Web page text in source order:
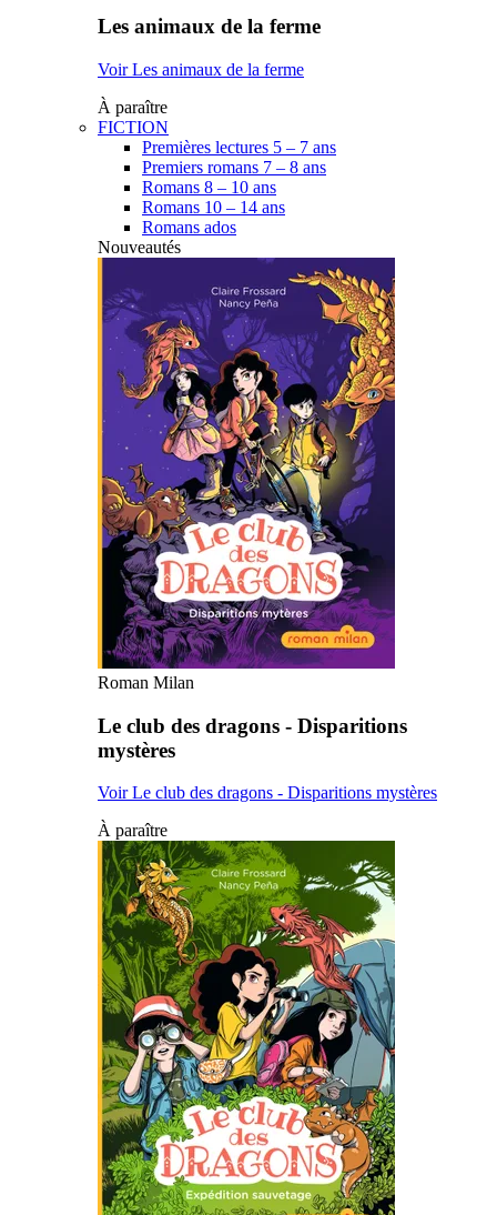
Les animaux de la ferme
Voir Les animaux de la ferme
À paraître
FICTION
Premières lectures 5 – 7 ans
Premiers romans 7 – 8 ans
Romans 8 – 10 ans
Romans 10 – 14 ans
Romans ados
Nouveautés
Roman Milan
Le club des dragons - Disparitions
mystères
Voir Le club des dragons - Disparitions mystères
À paraître